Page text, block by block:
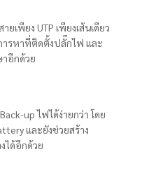
ยเพียง UTP เพียงเส้นเดียว
ารหาที่ติดตั้งปลั๊กไฟ และ
าอีกด้วย
up ไฟได้ง่ายกว่า โดย
และยังช่วยสร้าง
ได้อีกด้วย